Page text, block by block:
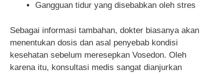
Gangguan tidur yang disebabkan oleh stres
Sebagai informasi tambahan, dokter biasanya akan
menentukan dosis dan asal penyebab kondisi
kesehatan sebelum meresepkan Vosedon. Oleh
karena itu, konsultasi medis sangat dianjurkan